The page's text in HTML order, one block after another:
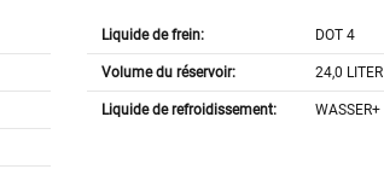
Liquide de frein: DOT 4
Volume du réservoir: 24,0 LITER
Liquide de refroidissement: WASSER+